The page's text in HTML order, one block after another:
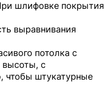
шлифовке покрытия
выравнивания
потолка с
высоты, с
чтобы штукатурные